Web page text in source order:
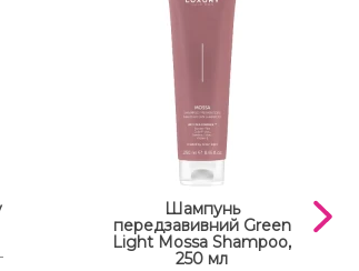
Шампунь
передзавивний Green
Light Mossa Shampoo,
250 мл